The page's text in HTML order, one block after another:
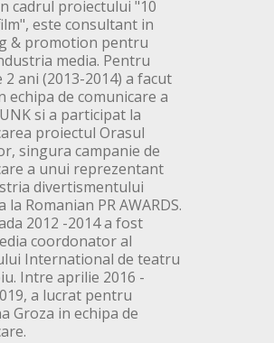
cadrul proiectului "10
este consultant in
& promotion pentru
media. Pentru
ani (2013-2014) a facut
echipa de comunicare a
si a participat la
proiectul Orasul
singura campanie de
a unui reprezentant
divertismentului
la Romanian PR AWARDS.
2012 -2014 a fost
coordonator al
International de teatru
Intre aprilie 2016 -
a lucrat pentru
Groza in echipa de